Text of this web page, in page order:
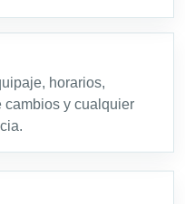
horarios,
cambios y cualquier